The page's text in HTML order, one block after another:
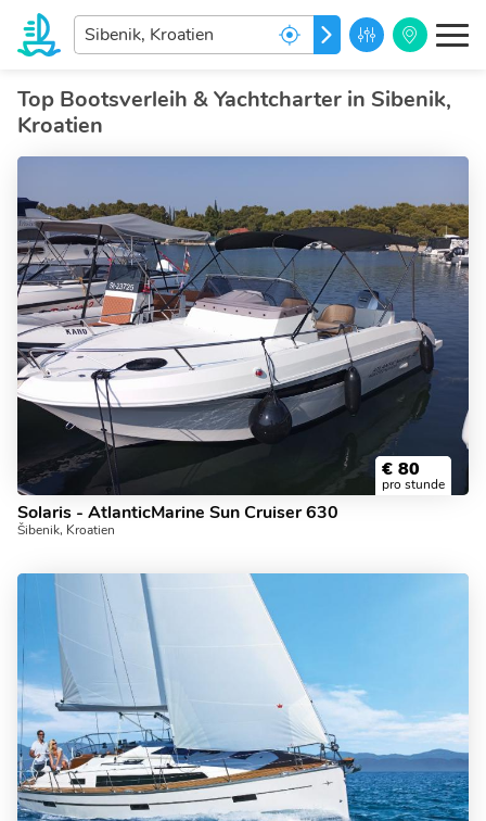
Welches
ist
Traumziel?
LOS GEHT'S
Top Bootsverleih & Yachtcharter in Sibenik,
Kroatien
€ 80
pro stunde
Solaris - AtlanticMarine Sun Cruiser 630
Šibenik, Kroatien